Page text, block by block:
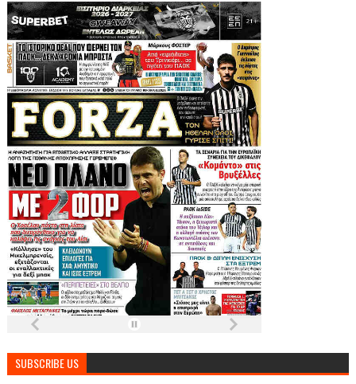
SUBSCRIBE US